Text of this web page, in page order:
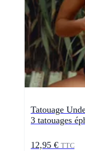
Tatouage
3 tatouages
12,95 € TTC